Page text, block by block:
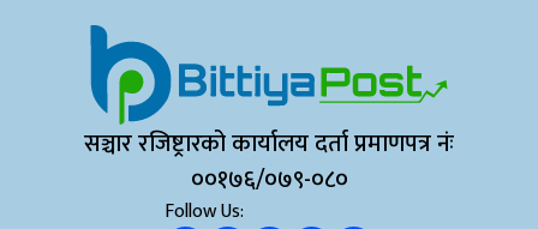
सञ्चार रजिष्ट्रारको कार्यालय दर्ता प्रमाणपत्र नंः
००१७६/०७९-०८०
Follow Us: